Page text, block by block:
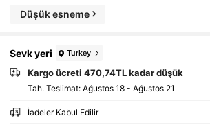
Düşük esneme
Sevk yeri Turkey
Kargo ücreti 470,74TL kadar düşük
Tah. Teslimat: Ağustos 18 - Ağustos 21
İadeler Kabul Edilir